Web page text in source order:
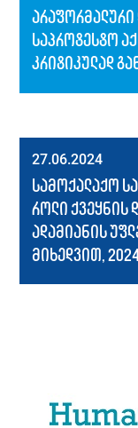
საპროტესტო
კრიტიკულად
27.06.2024
სამოქალაქო
როლი ქვეყნის
ადამიანის
მიხედვით,